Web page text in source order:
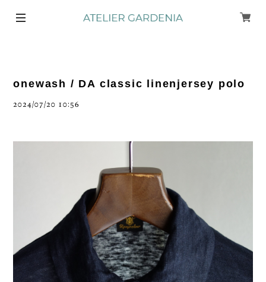
onewash / DA classic linenjersey polo
2024/07/20 10:56